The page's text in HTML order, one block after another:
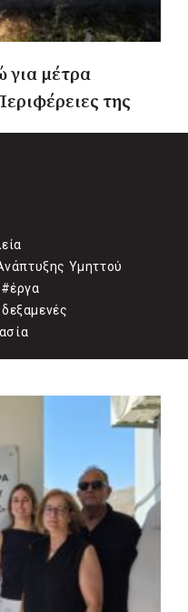
μέτρα
της
Υμηττού
#έργα